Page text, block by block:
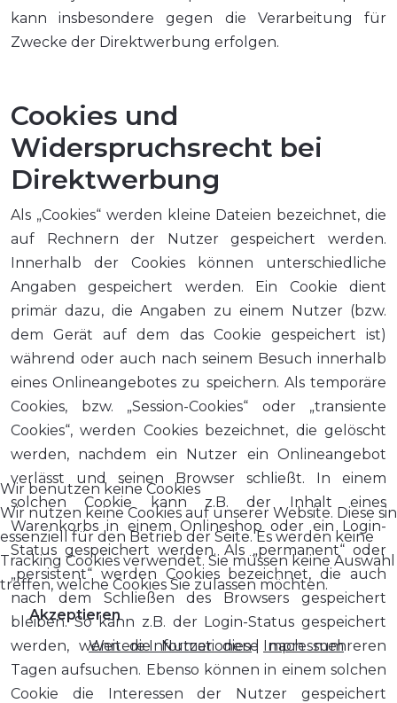
kann insbesondere gegen die Verarbeitung für
Zwecke der Direktwerbung erfolgen.
Cookies und
Widerspruchsrecht bei
Direktwerbung
Als „Cookies“ werden kleine Dateien bezeichnet, die
auf Rechnern der Nutzer gespeichert werden.
Innerhalb der Cookies können unterschiedliche
Angaben gespeichert werden. Ein Cookie dient
primär dazu, die Angaben zu einem Nutzer (bzw.
dem Gerät auf dem das Cookie gespeichert ist)
während oder auch nach seinem Besuch innerhalb
eines Onlineangebotes zu speichern. Als temporäre
Cookies, bzw. „Session-Cookies“ oder „transiente
Cookies“, werden Cookies bezeichnet, die gelöscht
werden, nachdem ein Nutzer ein Onlineangebot
verlässt und seinen Browser schließt. In einem
solchen Cookie kann z.B. der Inhalt eines
Warenkorbs in einem Onlineshop oder ein Login-
Status gespeichert werden. Als „permanent“ oder
„persistent“ werden Cookies bezeichnet, die auch
nach dem Schließen des Browsers gespeichert
bleiben. So kann z.B. der Login-Status gespeichert
werden, wenn die Nutzer diese nach mehreren
Tagen aufsuchen. Ebenso können in einem solchen
Cookie die Interessen der Nutzer gespeichert
Wir benutzen keine Cookies
Wir nutzen keine Cookies auf unserer Website. Diese
essenziell für den Betrieb der Seite. Es werden keine
Tracking Cookies verwendet. Sie müssen keine Auswahl
treffen, welche Cookies Sie zulassen möchten.
Akzeptieren
Weitere Informationen| Impressum